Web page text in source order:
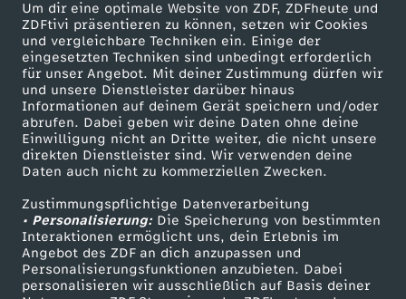
Um dir eine optimale Website von ZDF, ZDFheute und
ZDFtivi präsentieren zu können, setzen wir Cookies
und vergleichbare Techniken ein. Einige der
eingesetzten Techniken sind unbedingt erforderlich
für unser Angebot. Mit deiner Zustimmung dürfen wir
und unsere Dienstleister darüber hinaus
Informationen auf deinem Gerät speichern und/oder
abrufen. Dabei geben wir deine Daten ohne deine
Einwilligung nicht an Dritte weiter, die nicht unsere
direkten Dienstleister sind. Wir verwenden deine
Daten auch nicht zu kommerziellen Zwecken.
Zustimmungspflichtige Datenverarbeitung
• Personalisierung:Die Speicherung von bestimmten
Interaktionen ermöglicht uns, dein Erlebnis im
Angebot des ZDF an dich anzupassen und
Personalisierungsfunktionen anzubieten. Dabei
personalisieren wir ausschließlich auf Basis deiner
n
p
a
k
e
t
:
Mehr ZDF
ZDF-Apps
Smart TV
ZDFtext
Livestreams
Sendungen A-Z
TV-Programm
Service
ZDFmitreden
Kontakt zum ZDF
Tickets
Zuschauerservice
Hilfe